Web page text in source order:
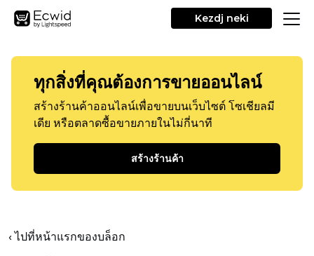
Kezdj neki
ทุกสิ่งที่คุณต้องการขายออนไลน์
สร้างร้านค้าออนไลน์เพื่อขายบนเว็บไซต์ โซเชียลมี
เดีย หรือตลาดซื้อขายภายในไม่กี่นาที
สร้างร้านค้า
‹ ไปที่หน้าแรกของบล็อก